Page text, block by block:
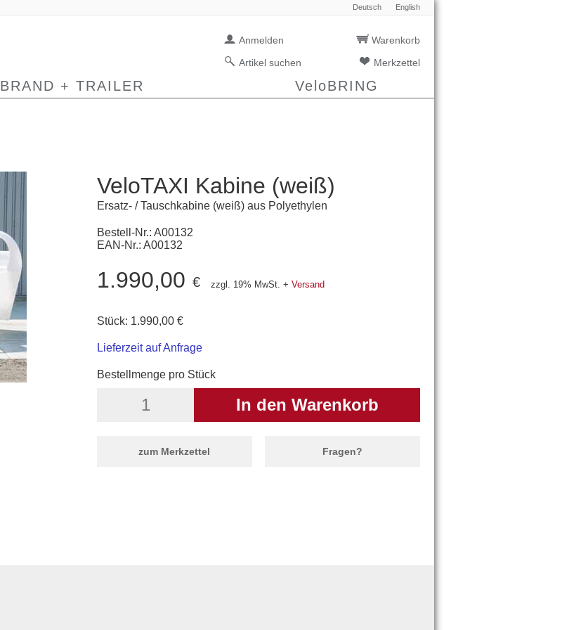
English
Deutsch
Anmelden
Warenkorb
Artikel suchen
Merkzettel
BRAND + TRAILER VeloBRING
VeloTAXI Kabine (weiß)
Ersatz- / Tauschkabine (weiß) aus Polyethylen
Bestell-Nr.: A00132
EAN-Nr.: A00132
1.990,00 € zzgl. 19% MwSt. + Versand
Stück: 1.990,00 €
Lieferzeit auf Anfrage
Bestellmenge pro Stück
Fragen?